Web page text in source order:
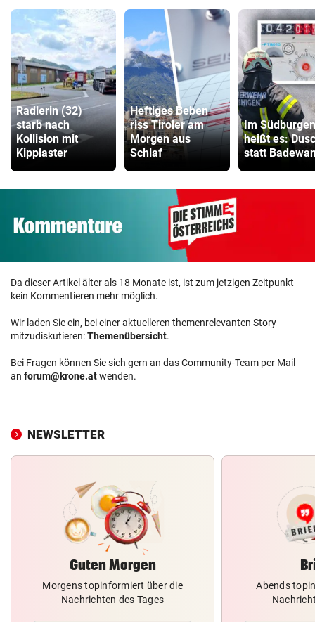
Radlerin (32)
starb nach
Kollision mit
Kipplaster
Heftiges Beben
riss Tiroler am
Morgen aus
Schlaf
Im
heißt es:
statt
Da dieser Artikel älter als 18 Monate ist, ist zum jetzigen Zeitpunkt
kein Kommentieren mehr möglich.
Wir laden Sie ein, bei einer aktuelleren themenrelevanten Story
mitzudiskutieren:Themenübersicht.
Bei Fragen können Sie sich gern an das Community-Team per Mail
an forum@krone.atwenden.
NEWSLETTER
Guten Morgen
Morgens topinformiert über die
Nachrichten des Tages
Abends